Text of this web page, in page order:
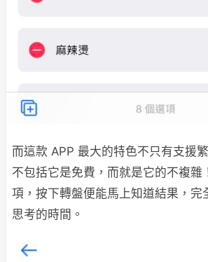
而這款 APP 最大的特色不只有支援
不包括它是免費，而就是它的不複雜
項，按下轉盤便能馬上知道結果，完
思考的時間。